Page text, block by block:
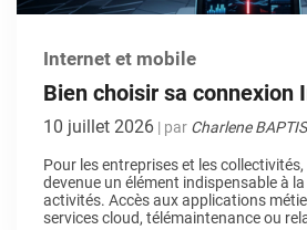
Internet et mobile
Bien choisir sa connexion
satellite : les critères
10 juillet 2026 | par Charlene
Pour les entreprises et les
devenue un élément indispensable à
activités. Accès aux applications
services cloud, télémaintenance ou